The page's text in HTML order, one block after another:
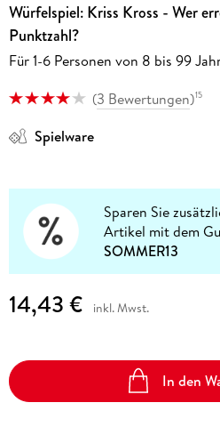
Würfelspiel: Kriss Kross - Wer
Punktzahl?
Für 1-6 Personen von 8 bis 99
(3 Bewertungen)15
Spielware
Sparen Sie
Artikel mit dem
SOMMER13
14,43 € inkl. Mwst.
In den